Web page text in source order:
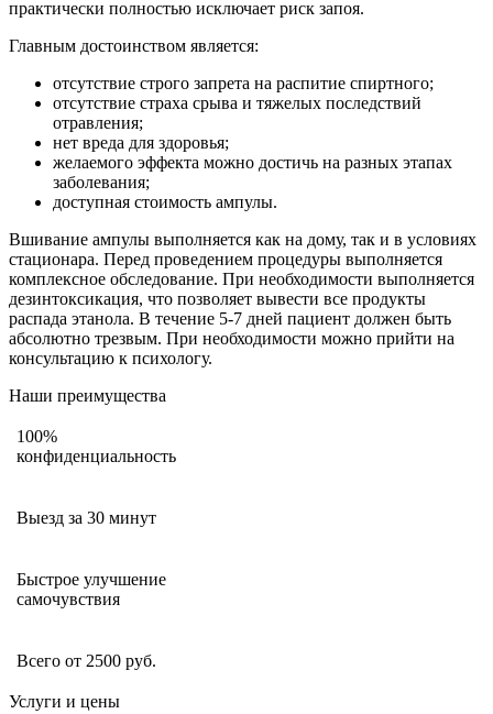
практически полностью исключает риск запоя.
Главным достоинством является:
отсутствие строго запрета на распитие спиртного;
отсутствие страха срыва и тяжелых последствий
отравления;
нет вреда для здоровья;
желаемого эффекта можно достичь на разных этапах
заболевания;
доступная стоимость ампулы.
Вшивание ампулы выполняется как на дому, так и в условиях
стационара. Перед проведением процедуры выполняется
комплексное обследование. При необходимости выполняется
дезинтоксикация, что позволяет вывести все продукты
распада этанола. В течение 5-7 дней пациент должен быть
абсолютно трезвым. При необходимости можно прийти на
консультацию к психологу.
Наши преимущества
100%
конфиденциальность
Выезд за 30 минут
Быстрое улучшение
самочувствия
Всего от 2500 руб.
Услуги и цены